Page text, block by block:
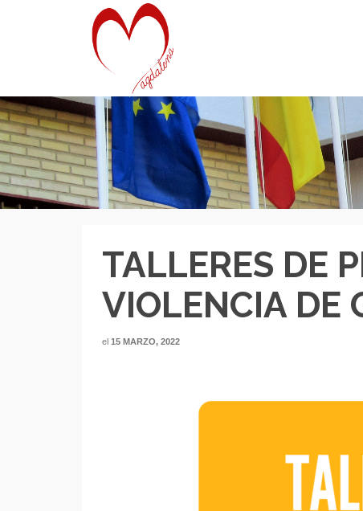
TALLERES DE
VIOLENCIA DE
el 15 MARZO, 2022